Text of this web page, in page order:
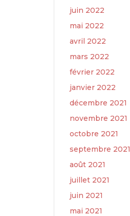
juin 2022
mai 2022
avril 2022
mars 2022
février 2022
janvier 2022
décembre 2021
novembre 2021
octobre 2021
septembre 2021
août 2021
juillet 2021
juin 2021
mai 2021